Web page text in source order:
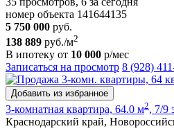
номер объекта 141644135
5 750 000 руб.
138 889 руб./м2
В ипотеку от 10 000 р/мес
Записаться на просмотр 8 (928)
Добавить из избранное
3-комнатная квартира, 64.0 м2, 7/9
Краснодарский край,